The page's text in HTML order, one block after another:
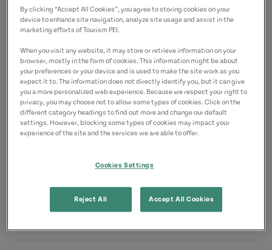
Coordonnées
yumisushipei@gmail.com
By clicking “Accept All Cookies”, you agree to storing cookies on your
device to enhance site navigation, analyze site usage and assist in the
marketing efforts of Tourism PEI.
When you visit any website, it may store or retrieve information on your
browser, mostly in the form of cookies. This information might be about
your preferences or your device and is used to make the site work as you
expect it to. The information does not directly identify you, but it can give
you a more personalized web experience. Because we respect your right to
privacy, you may choose not to allow some types of cookies. Click on the
different category headings to find out more and change our default
settings. However, blocking some types of cookies may impact your
experience of the site and the services we are able to offer.
Cookies Settings
Reject All Accept All Cookies